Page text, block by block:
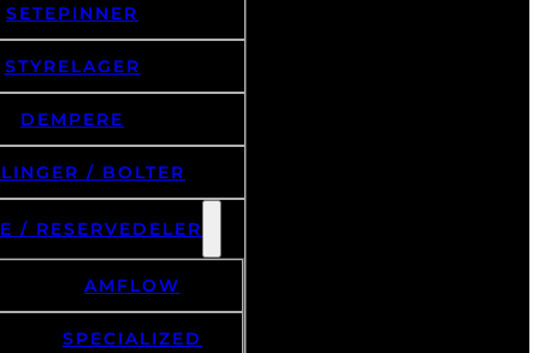
SETEPINNER
STYRELAGER
DEMPERE
/ BOLTER
/ RESERVEDELER
AMFLOW
SPECIALIZED